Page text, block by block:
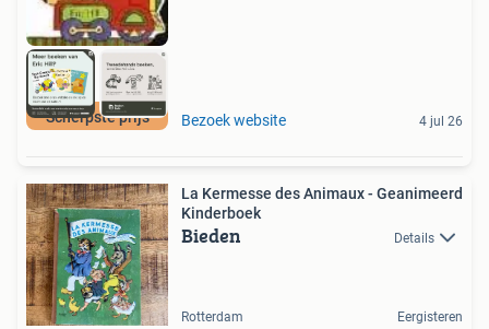
Scherpste prijs Bezoek website 4 jul 26
La Kermesse des Animaux - Geanimeerd
Kinderboek
Bieden Details
Rotterdam Eergisteren